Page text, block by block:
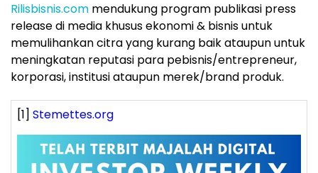
Rilisbisnis.com mendukung program publikasi press
release di media khusus ekonomi & bisnis untuk
memulihankan citra yang kurang baik ataupun untuk
meningkatan reputasi para pebisnis/entrepreneur,
korporasi, institusi ataupun merek/brand produk.
[1] Stemettes.org